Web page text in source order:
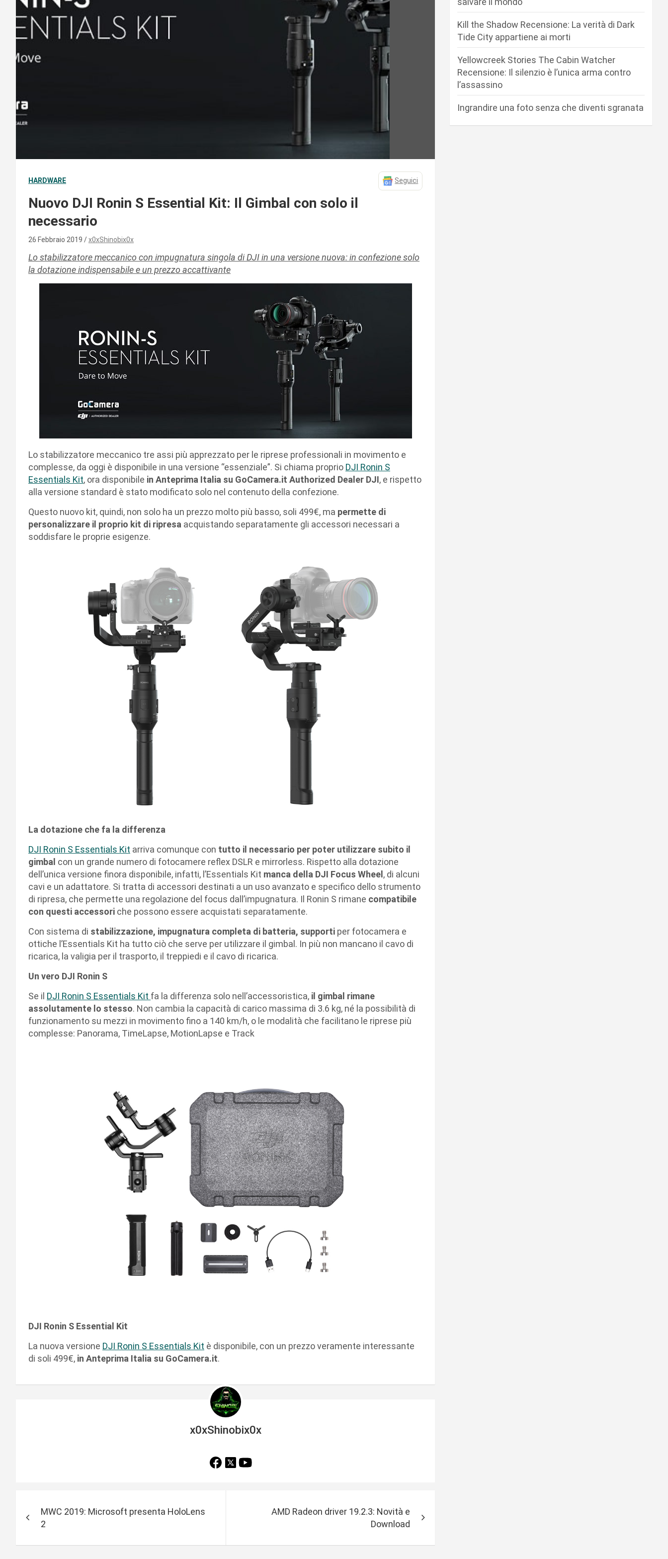
HARDWARE Seguici
Nuovo DJI Ronin S Essential Kit: Il Gimbal con solo il
necessario
26 Febbraio 2019 x0xShinobix0x
Lo stabilizzatore meccanico con impugnatura singola di DJI in una versione nuova: in confezione solo
la dotazione indispensabile e un prezzo accattivante
Lo stabilizzatore meccanico tre assi più apprezzato per le riprese professionali in movimento e
complesse, da oggi è disponibile in una versione “essenziale”. Si chiama proprio DJI Ronin S
Essentials Kit, ora disponibile in Anteprima Italia su GoCamera.it Authorized Dealer DJI, e rispetto
alla versione standard è stato modificato solo nel contenuto della confezione.
Questo nuovo kit, quindi, non solo ha un prezzo molto più basso, soli 499€, ma permette di
personalizzare il proprio kit di ripresa acquistando separatamente gli accessori necessari a
soddisfare le proprie esigenze.
La dotazione che fa la differenza
DJI Ronin S Essentials Kit arriva comunque con tutto il necessario per poter utilizzare subito il
gimbal con un grande numero di fotocamere reflex DSLR e mirrorless. Rispetto alla dotazione
dell’unica versione finora disponibile, infatti, l’Essentials Kit manca della DJI Focus Wheel , di alcuni
cavi e un adattatore. Si tratta di accessori destinati a un uso avanzato e specifico dello strumento
di ripresa, che permette una regolazione del focus dall’impugnatura. Il Ronin S rimane compatibile
con questi accessori che possono essere acquistati separatamente.
Con sistema di stabilizzazione, impugnatura completa di batteria, supporti per fotocamera e
ottiche l’Essentials Kit ha tutto ciò che serve per utilizzare il gimbal. In più non mancano il cavo di
ricarica, la valigia per il trasporto, il treppiedi e il cavo di ricarica.
Un vero DJI Ronin S
Se il DJI Ronin S Essentials Kit fa la differenza solo nell’accessoristica, il gimbal rimane
assolutamente lo stesso. Non cambia la capacità di carico massima di 3.6 kg, né la possibilità di
funzionamento su mezzi in movimento fino a 140 km/h, o le modalità che facilitano le riprese più
complesse: Panorama, TimeLapse, MotionLapse e Track
DJI Ronin S Essential Kit
La nuova versione DJI Ronin S Essentials Kit è disponibile, con un prezzo veramente interessante
di soli 499€, in Anteprima Italia su GoCamera.it.
x0xShinobix0x
v
MWC 2019: Microsoft presenta HoloLens
2
AMD Radeon driver 19.2.3: Novità e
Download
Kill the Shadow Recensione: La verità di Dark
Tide City appartiene ai morti
Yellowcreek Stories The Cabin Watcher
Recensione: Il silenzio è l’unica arma contro
l’assassino
Ingrandire una foto senza che diventi sgranata